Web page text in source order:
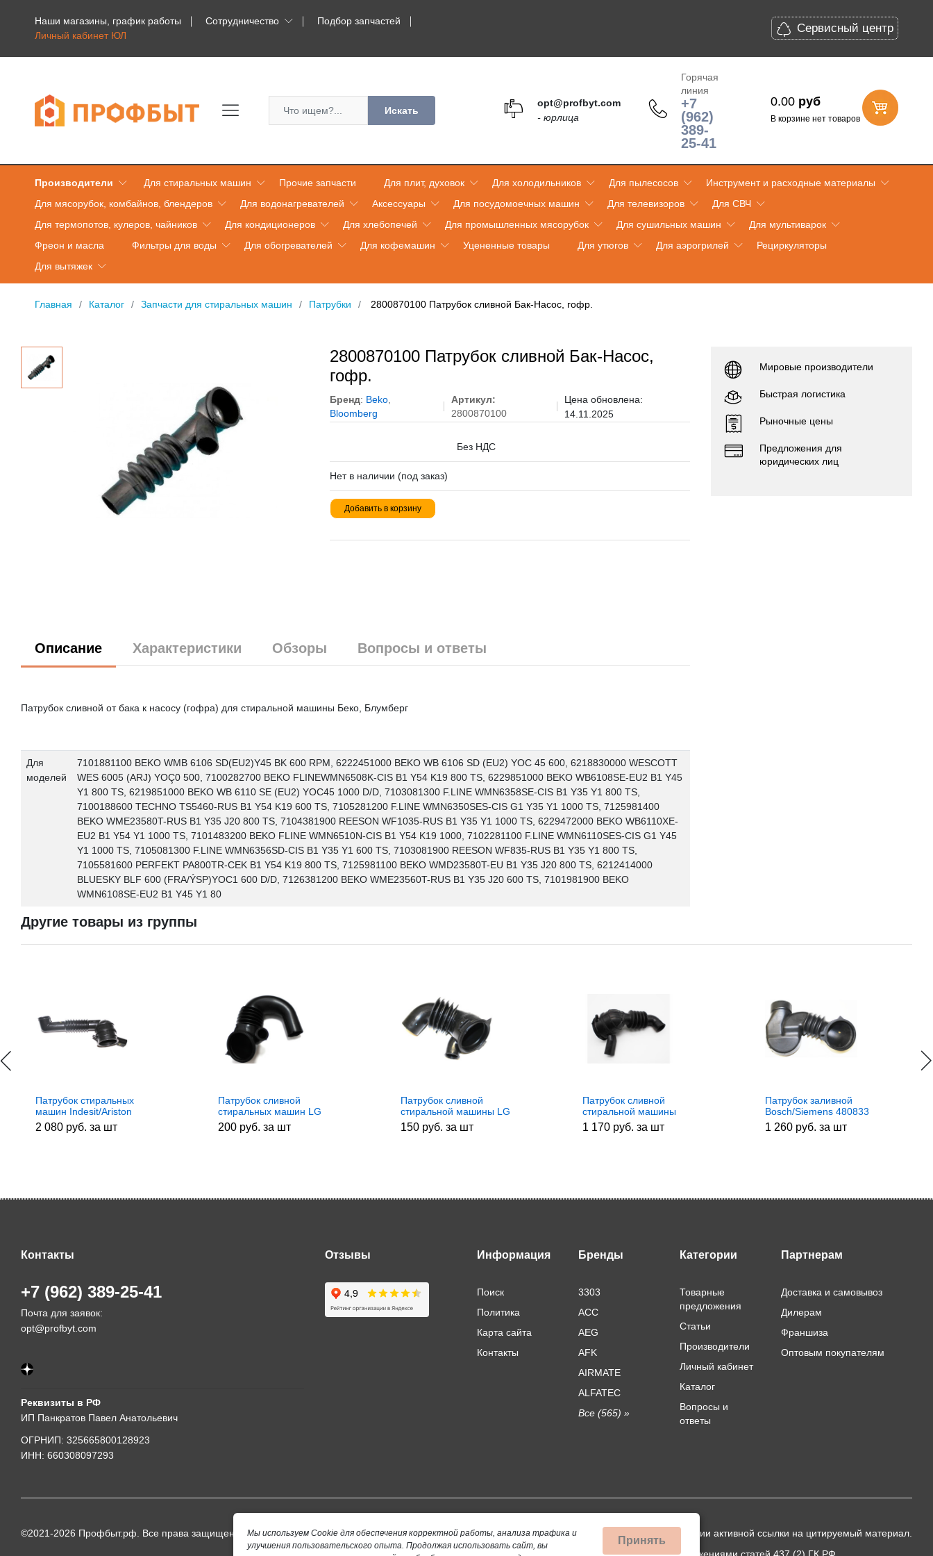
Наши магазины, график работы Сотрудничество
Подбор запчастей
Личный кабинет ЮЛ
Сервисный центр
Искать
opt@profbyt.com
- юрлица
Горячая
линия
+7
(962)
389-
25-41
0.00 руб
В корзине нет товаров
Производители Для стиральных машин Прочие запчасти Для плит, духовок Для холодильников Для пылесосов
Инструмент и расходные материалы
Для мясорубок, комбайнов, блендеров
Для водонагревателей Аксессуары Для посудомоечных машин Для телевизоров
Для СВЧ
Для термопотов, кулеров, чайников
Для кондиционеров Для хлебопечей Для промышленных мясорубок Для сушильных машин
Для мультиварок
Фреон и масла
Фильтры для воды Для обогревателей Для кофемашин Уцененные товары Для утюгов Для аэрогрилей
Рециркуляторы
Для вытяжек
Главная Каталог Запчасти для стиральных машин Патрубки 2800870100 Патрубок сливной Бак-Насос, гофр.
2800870100 Патрубок сливной Бак-Насос,
гофр.
Бренд: Beko,
Bloomberg
Артикул:
2800870100
Цена обновлена:
14.11.2025
Без НДС
Нет в наличии (под заказ)
Добавить в корзину
Описание Характеристики Обзоры Вопросы и ответы
Патрубок сливной от бака к насосу (гофра) для стиральной машины Беко, Блумберг
Для
моделей
7101881100 BEKO WMB 6106 SD(EU2)Y45 BK 600 RPM, 6222451000 BEKO WB 6106 SD (EU2) YOC 45 600, 6218830000 WESCOTT
WES 6005 (ARJ) YOÇ0 500, 7100282700 BEKO FLINEWMN6508K-CIS B1 Y54 K19 800 TS, 6229851000 BEKO WB6108SE-EU2 B1 Y45
Y1 800 TS, 6219851000 BEKO WB 6110 SE (EU2) YOC45 1000 D/D, 7103081300 F.LINE WMN6358SE-CIS B1 Y35 Y1 800 TS,
7100188600 TECHNO TS5460-RUS B1 Y54 K19 600 TS, 7105281200 F.LINE WMN6350SES-CIS G1 Y35 Y1 1000 TS, 7125981400
BEKO WME23580T-RUS B1 Y35 J20 800 TS, 7104381900 REESON WF1035-RUS B1 Y35 Y1 1000 TS, 6229472000 BEKO WB6110XE-
EU2 B1 Y54 Y1 1000 TS, 7101483200 BEKO FLINE WMN6510N-CIS B1 Y54 K19 1000, 7102281100 F.LINE WMN6110SES-CIS G1 Y45
Y1 1000 TS, 7105081300 F.LINE WMN6356SD-CIS B1 Y35 Y1 600 TS, 7103081900 REESON WF835-RUS B1 Y35 Y1 800 TS,
7105581600 PERFEKT PA800TR-CEK B1 Y54 K19 800 TS, 7125981100 BEKO WMD23580T-EU B1 Y35 J20 800 TS, 6212414000
BLUESKY BLF 600 (FRA/ÝSP)YOC1 600 D/D, 7126381200 BEKO WME23560T-RUS B1 Y35 J20 600 TS, 7101981900 BEKO
WMN6108SE-EU2 B1 Y45 Y1 80
Мировые производители
Быстрая логистика
Рыночные цены
Предложения для
юридических лиц
Другие товары из группы
Патрубок стиральных
машин Indesit/Ariston
111502, зам. C00111502,
482000022817
2 080 руб. за шт
Патрубок сливной
стиральных машин LG
MAR61841701,
4738ER1008A,
200 руб. за шт
Патрубок сливной
стиральной машины LG
4738EN2003A, RBH100LG,
aas72989401
150 руб. за шт
Патрубок сливной
стиральной машины
Indesit/ Ariston 092174
1 170 руб. за шт
Патрубок заливной
Bosch/Siemens 480833
1 260 руб. за шт
Контакты
+7 (962) 389-25-41
Почта для заявок:
opt@profbyt.com
Реквизиты в РФ
ИП Панкратов Павел Анатольевич
ОГРНИП: 325665800128923
ИНН: 660308097293
Отзывы Информация
Поиск
Политика
Карта сайта
Контакты
Бренды
3303
ACC
AEG
AFK
AIRMATE
ALFATEC
Все (565) »
Категории
Товарные
предложения
Статьи
Производители
Личный кабинет
Каталог
Вопросы и
ответы
Партнерам
Доставка и самовывоз
Дилерам
Франшиза
Оптовым покупателям
©2021-2026 Профбыт.рф. Все права защищены.
Использование материалов сайта допускается только при публикации активной ссылки на цитируемый материал.
Данный сайт не является публичной офертой, определяемой положениями статей 437 (2) ГК РФ.
Мы используем Cookie для обеспечения корректной работы, анализа трафика и
улучшения пользовательского опыта. Продолжая использовать сайт, вы
Принять